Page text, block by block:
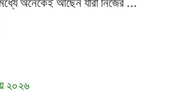
২০২৬